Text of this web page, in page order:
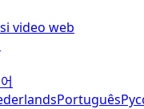
video web
Português